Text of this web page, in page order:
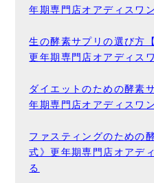
年期専門店オアディスワ
生の酵素サプリの選び方
更年期専門店オアディス
ダイエットのための酵素
年期専門店オアディスワ
ファスティングのための
式》更年期専門店オアデ
る